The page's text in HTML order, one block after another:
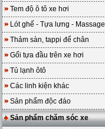
Tem độ ô tô xe hơi
Lót ghế - Tựa lưng - Massage
Thảm sàn, tappi để chân
Gối tựa đầu trên xe hơi
Tủ lạnh ôtô
Các linh kiện khác
Sản phẩm độc đáo
Sản phẩm chăm sóc xe